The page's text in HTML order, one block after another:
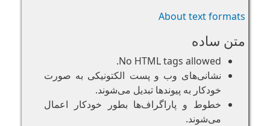
About text formats
متن ساده
No HTML tags allowed.
نشانی‌های وب و پست الکتونیکی به صورت
خودکار به پیوند‌ها تبدیل می‌شوند.
خطوط و پاراگراف‌ها بطور خودکار اعمال
می‌شوند.